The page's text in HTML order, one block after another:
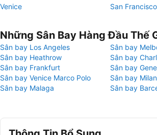
Venice
San Francisco
Những Sân Bay Hàng Đầu Thế
Sân bay Los Angeles
Sân bay
Sân bay Heathrow
Sân bay
Sân bay Frankfurt
Sân bay
Sân bay Venice Marco Polo
Sân bay
Sân bay Malaga
Sân bay